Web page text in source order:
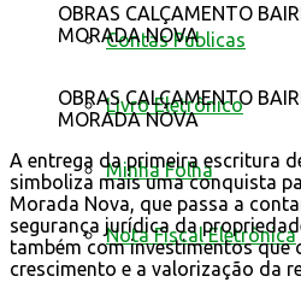
Contas Públicas
Livro Eletrônico
Minha Folha
Nota Fiscal Eletrônica
OBRAS CALÇAMENTO
MORADA NOVA
OBRAS CALÇAMENTO
MORADA NOVA
A entrega da primeira escritura
simboliza mais uma conquista
Morada Nova, que passa a
segurança jurídica da
também com investimentos que
crescimento e a valorização da